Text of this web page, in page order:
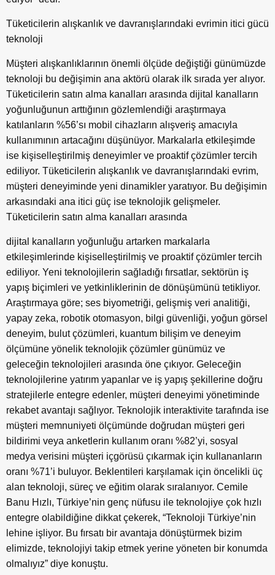
Tüketicilerin alışkanlık ve davranışlarındaki evrimin itici gücü
teknoloji
Müşteri alışkanlıklarının önemli ölçüde değiştiği günümüzde
teknoloji bu değişimin ana aktörü olarak ilk sırada yer alıyor.
Tüketicilerin satın alma kanalları arasında dijital kanalların
yoğunluğunun arttığının gözlemlendiği araştırmaya
katılanların %56’sı mobil cihazların alışveriş amacıyla
kullanımının artacağını düşünüyor. Markalarla etkileşimde
ise kişiselleştirilmiş deneyimler ve proaktif çözümler tercih
ediliyor. Tüketicilerin alışkanlık ve davranışlarındaki evrim,
müşteri deneyiminde yeni dinamikler yaratıyor. Bu değişimin
arkasındaki ana itici güç ise teknolojik gelişmeler.
Tüketicilerin satın alma kanalları arasında
dijital kanalların yoğunluğu artarken markalarla
etkileşimlerinde kişiselleştirilmiş ve proaktif çözümler tercih
ediliyor. Yeni teknolojilerin sağladığı fırsatlar, sektörün iş
yapış biçimleri ve yetkinliklerinin de dönüşümünü tetikliyor.
Araştırmaya göre; ses biyometriği, gelişmiş veri analitiği,
yapay zeka, robotik otomasyon, bilgi güvenliği, yoğun görsel
deneyim, bulut çözümleri, kuantum bilişim ve deneyim
ölçümüne yönelik teknolojik çözümler günümüz ve
geleceğin teknolojileri arasında öne çıkıyor. Geleceğin
teknolojilerine yatırım yapanlar ve iş yapış şekillerine doğru
stratejilerle entegre edenler, müşteri deneyimi yönetiminde
rekabet avantajı sağlıyor. Teknolojik interaktivite tarafında ise
müşteri memnuniyeti ölçümünde doğrudan müşteri geri
bildirimi veya anketlerin kullanım oranı %82’yi, sosyal
medya verisini müşteri içgörüsü çıkarmak için kullananların
oranı %71’i buluyor. Beklentileri karşılamak için öncelikli üç
alan teknoloji, süreç ve eğitim olarak sıralanıyor. Cemile
Banu Hızlı, Türkiye’nin genç nüfusu ile teknolojiye çok hızlı
entegre olabildiğine dikkat çekerek, “Teknoloji Türkiye’nin
lehine işliyor. Bu fırsatı bir avantaja dönüştürmek bizim
elimizde, teknolojiyi takip etmek yerine yöneten bir konumda
olmalıyız” diye konuştu.